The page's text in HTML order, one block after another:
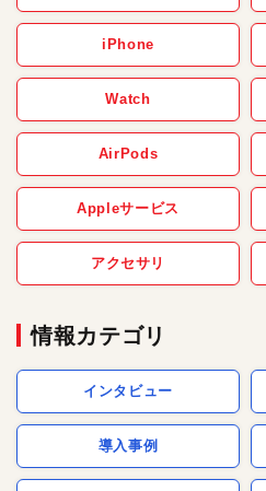
iPhone
Watch
AirPods
Appleサービス
アクセサリ
情報カテゴリ
インタビュー
導入事例